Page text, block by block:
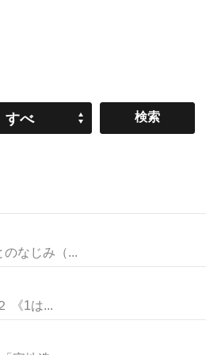
すべ
なじみ（...
《1は...